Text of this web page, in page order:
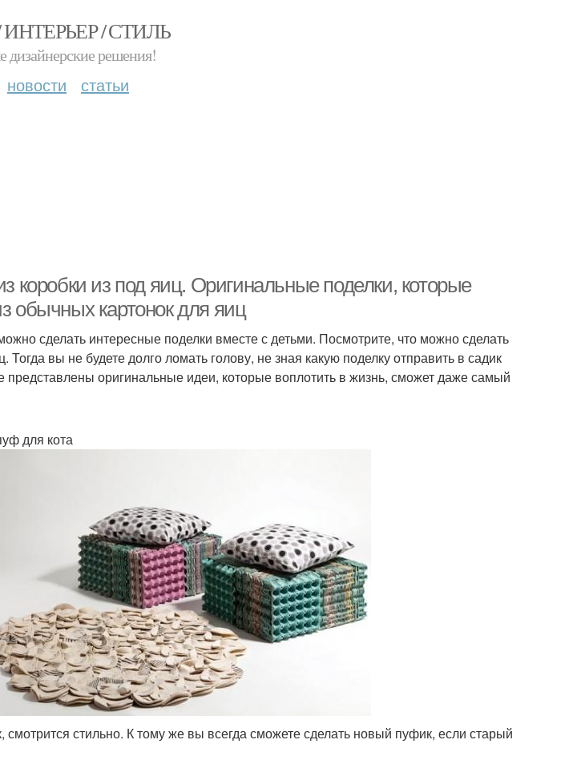
/ СТИЛЬ
дизайнерские решения!
новости статьи
коробки из под яиц. Оригинальные поделки, которые
обычных картонок для яиц
сделать интересные поделки вместе с детьми. Посмотрите, что можно сделать
Тогда вы не будете долго ломать голову, не зная какую поделку отправить в садик
оригинальные идеи, которые воплотить в жизнь, сможет даже самый
для кота
стильно. К тому же вы всегда сможете сделать новый пуфик, если старый